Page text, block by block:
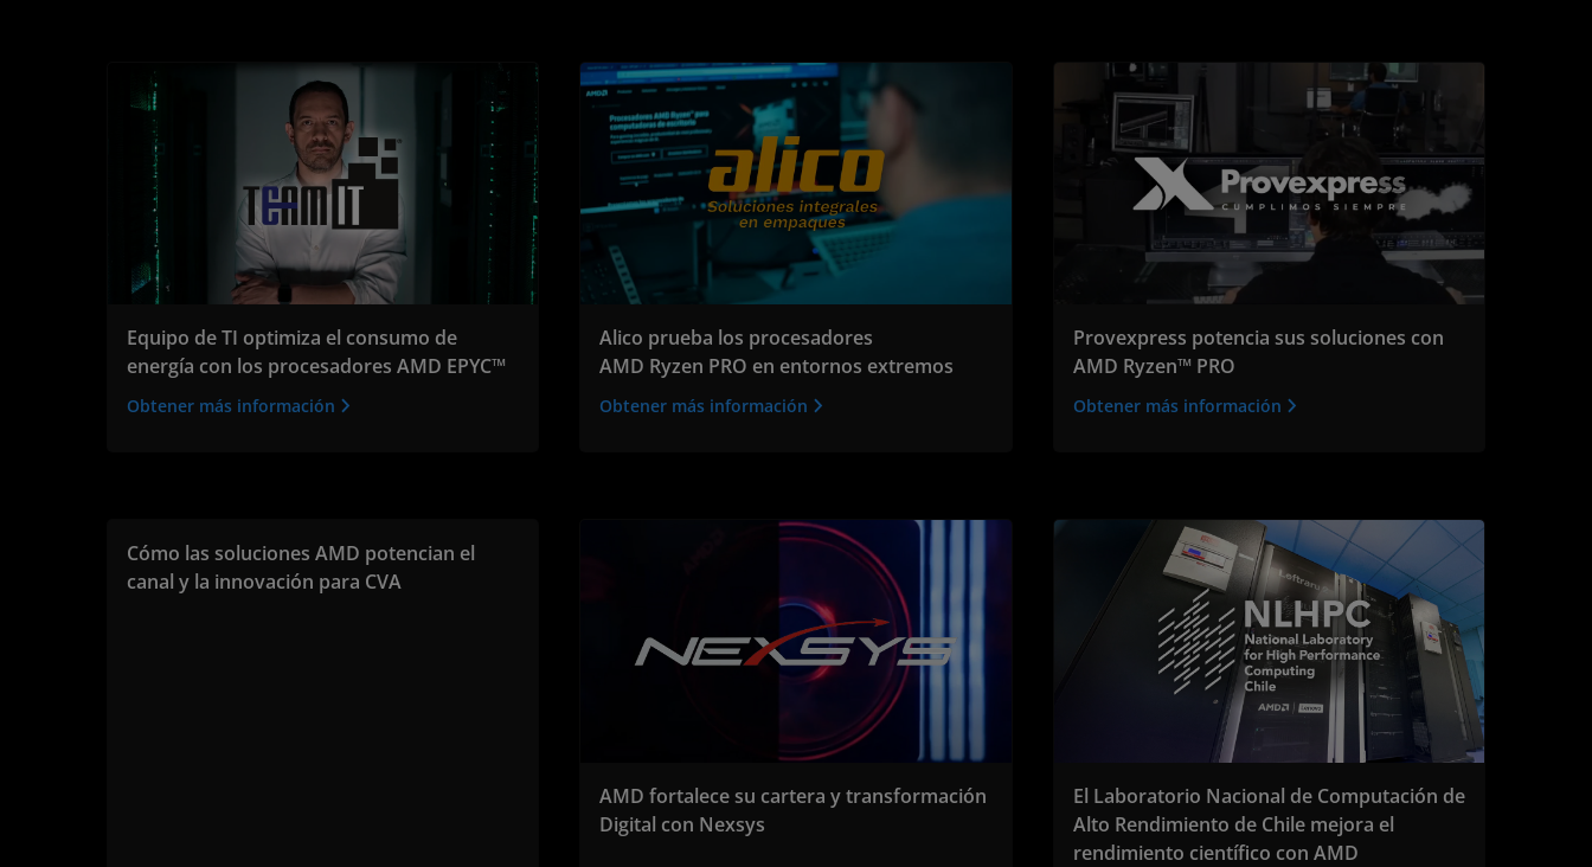
Equipo de TI optimiza el consumo de
energía con los procesadores AMD EPYC™
Obtener más información
Alico prueba los procesadores
AMD Ryzen PRO en entornos extremos
Obtener más información
Provexpress potencia sus soluciones con
AMD Ryzen™ PRO
Obtener más información
Cómo las soluciones AMD potencian el
canal y la innovación para CVA
AMD fortalece su cartera y transformación
Digital con Nexsys
El Laboratorio Nacional de Computación de
Alto Rendimiento de Chile mejora el
rendimiento científico con AMD